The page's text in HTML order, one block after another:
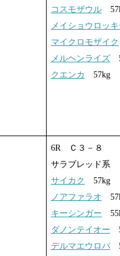
コスモザウル
メイショウロッ
マイクロモザイク
メルヘンライズ
クエンカ
57kg
6R Ｃ３－８
サラブレッド系
サイカク
57kg
ノアファラオ
キーシンガー
ダノンテイオー
デルマエウロパ